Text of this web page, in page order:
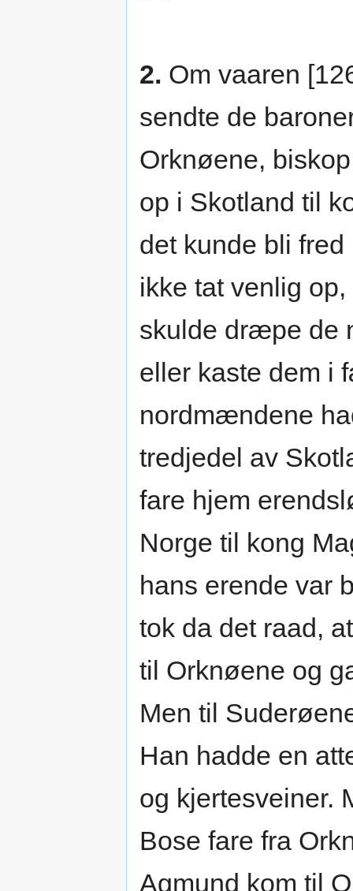
2. Om vaaren
sendte de
Orknøene,
op i Skotland til
det kunde bli
ikke tat venlig
skulde dræpe de
eller kaste dem i
nordmændene
tredjedel av
fare hjem
Norge til kong
hans erende var
tok da det raad,
til Orknøene og
Men til
Han hadde en
og kjertesveiner.
Bose fare fra
Agmund kom til